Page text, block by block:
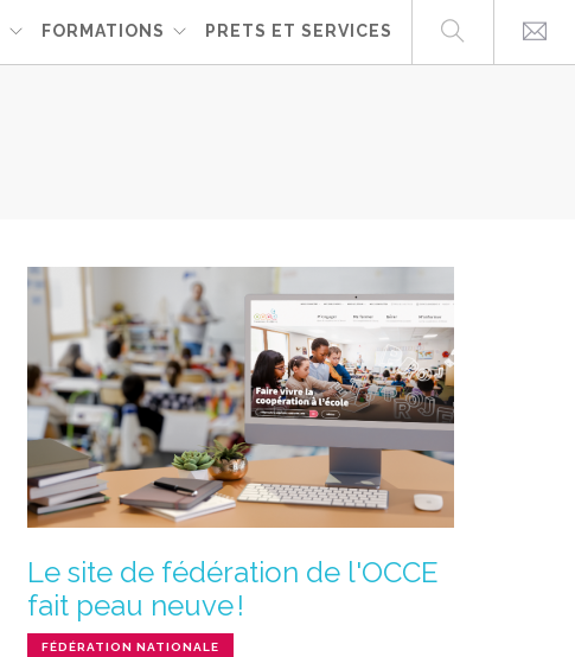
FORMATIONS PRETS ET SERVICES
Le site de fédération de l'OCCE
fait peau neuve !
FÉDÉRATION NATIONALE